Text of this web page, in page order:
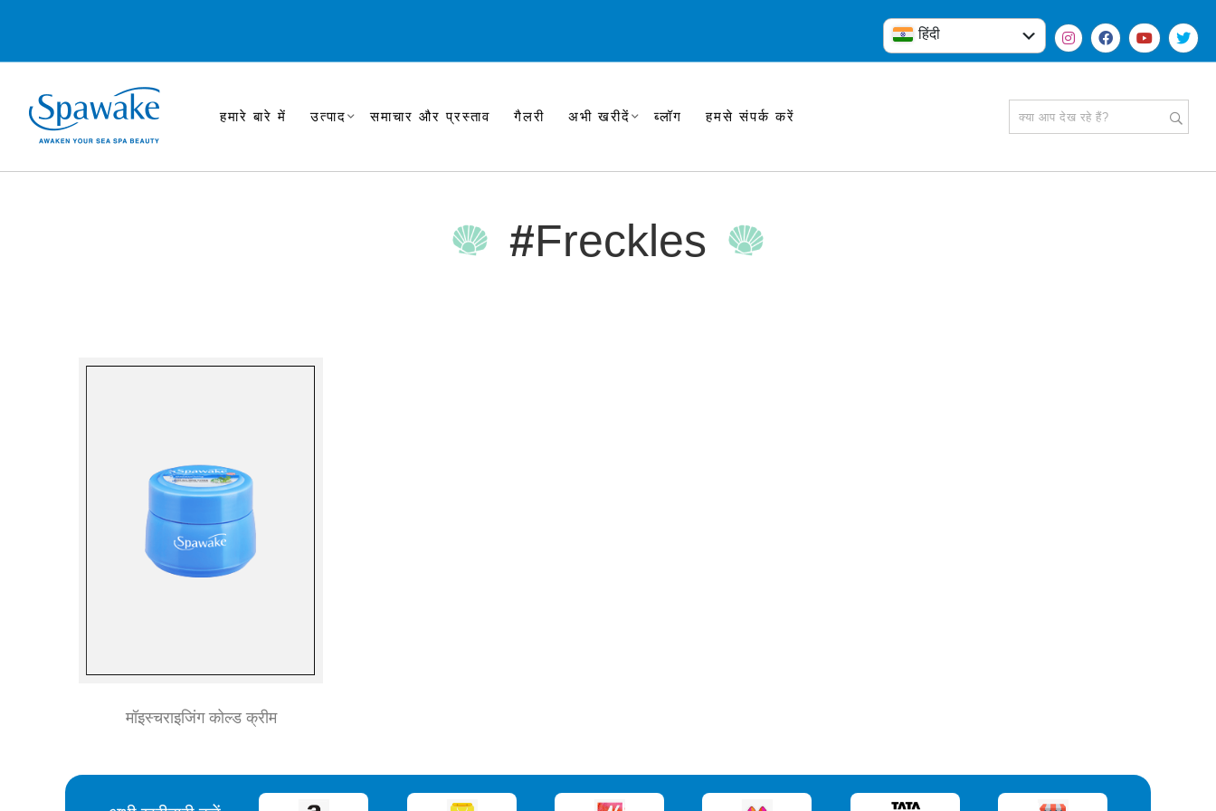
हिंदी
English
हमारे बारे में उत्पाद समाचार और प्रस्ताव गैलरी अभी खरीदें ब्लॉग हमसे संपर्क करें
#Freckles
मॉइस्चराइजिंग कोल्ड क्रीम